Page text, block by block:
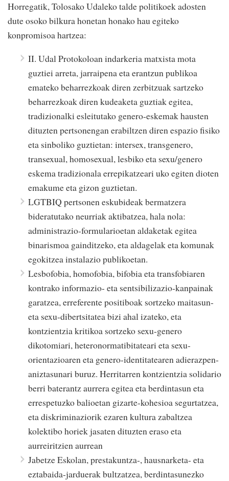
Horregatik, Tolosako Udaleko talde politikoek adosten
dute osoko bilkura honetan honako hau egiteko
konpromisoa hartzea:
II. Udal Protokoloan indarkeria matxista mota
guztiei arreta, jarraipena eta erantzun publikoa
emateko beharrezkoak diren zerbitzuak sartzeko
beharrezkoak diren kudeaketa guztiak egitea,
tradizionalki esleitutako genero-eskemak hausten
dituzten pertsonengan erabiltzen diren espazio fisiko
eta sinboliko guztietan: intersex, transgenero,
transexual, homosexual, lesbiko eta sexu/genero
eskema tradizionala errepikatzeari uko egiten dioten
emakume eta gizon guztietan.
LGTBIQ pertsonen eskubideak bermatzera
bideratutako neurriak aktibatzea, hala nola:
administrazio-formularioetan aldaketak egitea
binarismoa gainditzeko, eta aldagelak eta komunak
egokitzea instalazio publikoetan.
Lesbofobia, homofobia, bifobia eta transfobiaren
kontrako informazio- eta sentsibilizazio-kanpainak
garatzea, erreferente positiboak sortzeko maitasun-
eta sexu-dibertsitatea bizi ahal izateko, eta
kontzientzia kritikoa sortzeko sexu-genero
dikotomiari, heteronormatibitateari eta sexu-
orientazioaren eta genero-identitatearen adierazpen-
aniztasunari buruz. Herritarren kontzientzia solidario
berri baterantz aurrera egitea eta berdintasun eta
errespetuzko balioetan gizarte-kohesioa segurtatzea,
eta diskriminaziorik ezaren kultura zabaltzea
kolektibo horiek jasaten dituzten eraso eta
aurreiritzien aurrean
Jabetze Eskolan, prestakuntza-, hausnarketa- eta
eztabaida-jarduerak bultzatzea, berdintasunezko